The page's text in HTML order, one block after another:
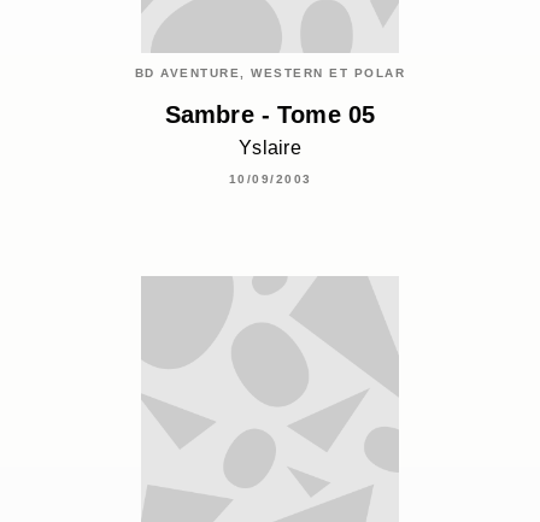
BD AVENTURE, WESTERN ET POLAR
Sambre - Tome 05
Yslaire
10/09/2003